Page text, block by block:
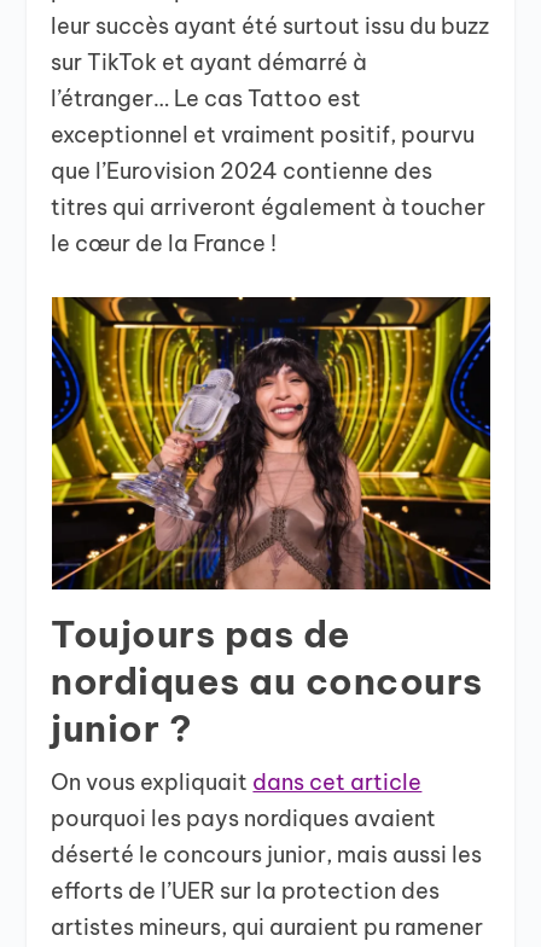
leur succès ayant été surtout issu du buzz
sur TikTok et ayant démarré à
l’étranger… Le cas Tattoo est
exceptionnel et vraiment positif, pourvu
que l’Eurovision 2024 contienne des
titres qui arriveront également à toucher
le cœur de la France !
Toujours pas de
nordiques au concours
junior ?
On vous expliquait dans cet article
pourquoi les pays nordiques avaient
déserté le concours junior, mais aussi les
efforts de l’UER sur la protection des
artistes mineurs, qui auraient pu ramener